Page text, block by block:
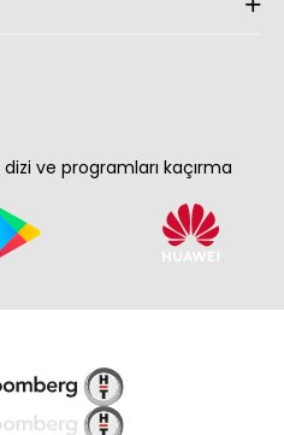
ve programları kaçırma